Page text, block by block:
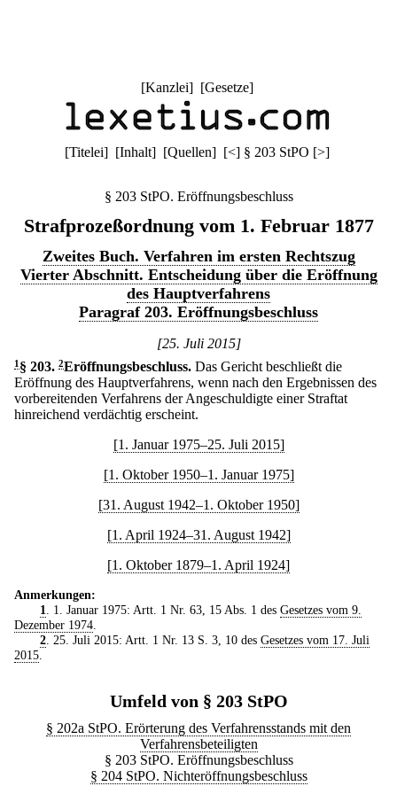
[Kanzlei] [Gesetze]
[Titelei] [Inhalt] [Quellen] [<] § 203 StPO [>]
§ 203 StPO. Eröffnungsbeschluss
Strafprozeßordnung vom 1. Februar 1877
Zweites Buch. Verfahren im ersten Rechtszug
Vierter Abschnitt. Entscheidung über die Eröffnung
des Hauptverfahrens
Paragraf 203. Eröffnungsbeschluss
[25. Juli 2015]
1 § 203. 2Eröffnungsbeschluss. Das Gericht beschließt die
Eröffnung des Hauptverfahrens, wenn nach den Ergebnissen des
vorbereitenden Verfahrens der Angeschuldigte einer Straftat
hinreichend verdächtig erscheint.
[1. Januar 1975–25. Juli 2015]
[1. Oktober 1950–1. Januar 1975]
[31. August 1942–1. Oktober 1950]
[1. April 1924–31. August 1942]
[1. Oktober 1879–1. April 1924]
Anmerkungen:
1
. 1. Januar 1975: Artt. 1 Nr. 63, 15 Abs. 1 des Gesetzes vom 9.
Dezember 1974
2. 25. Juli 2015: Artt. 1 Nr. 13 S. 3, 10 des Gesetzes vom 17. Juli
2015
Umfeld von § 203 StPO
§ 202a StPO. Erörterung des Verfahrensstands mit den
Verfahrensbeteiligten
§ 203 StPO. Eröffnungsbeschluss
§ 204 StPO. Nichteröffnungsbeschluss